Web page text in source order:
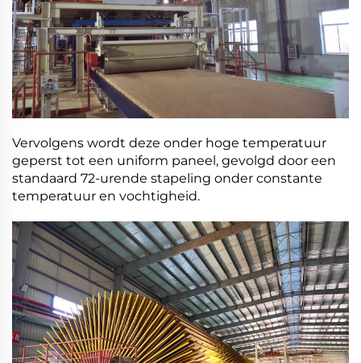
Vervolgens wordt deze onder hoge temperatuur
geperst tot een uniform paneel, gevolgd door een
standaard 72-urende stapeling onder constante
temperatuur en vochtigheid.